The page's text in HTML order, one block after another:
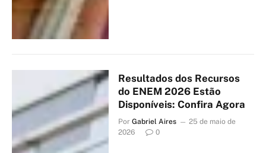
Resultados dos Recursos
do ENEM 2026 Estão
Disponíveis: Confira Agora
Por Gabriel Aires
25 de maio de
2026
0